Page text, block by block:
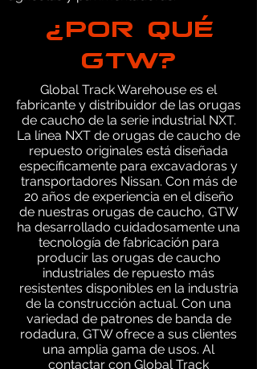
¿POR QUÉ
GTW?
Global Track Warehouse es el
fabricante y distribuidor de las orugas
de caucho de la serie industrial NXT.
La línea NXT de orugas de caucho de
repuesto originales está diseñada
específicamente para excavadoras y
transportadores Nissan. Con más de
20 años de experiencia en el diseño
de nuestras orugas de caucho, GTW
ha desarrollado cuidadosamente una
tecnología de fabricación para
producir las orugas de caucho
industriales de repuesto más
resistentes disponibles en la industria
de la construcción actual. Con una
variedad de patrones de banda de
rodadura, GTW ofrece a sus clientes
una amplia gama de usos. Al
contactar con Global Track